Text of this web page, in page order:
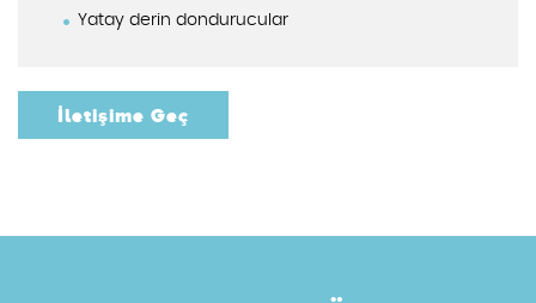
Yatay derin dondurucular
İletişime Geç